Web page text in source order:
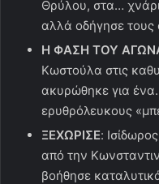
Θρύλου, στα…
αλλά οδήγησε τους
Η ΦΑΣΗ ΤΟΥ
Κωστούλα στις
ακυρώθηκε για
ερυθρόλευκους
ΞΕΧΩΡΙΣΕ:
από την
βοήθησε